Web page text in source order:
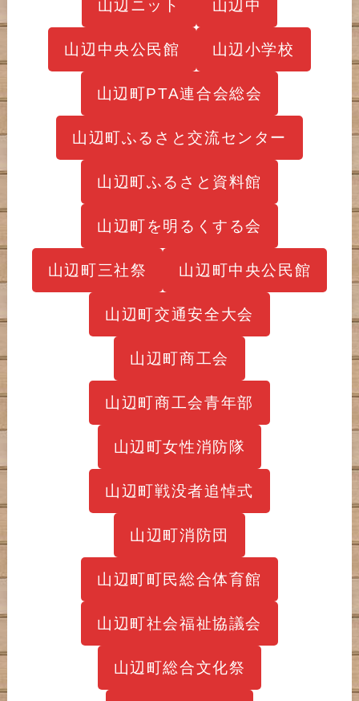
山辺ニット 山辺中
山辺中央公民館 山辺小学校
山辺町PTA連合会総会
山辺町ふるさと交流センター
山辺町ふるさと資料館
山辺町を明るくする会
山辺町三社祭 山辺町中央公民館
山辺町交通安全大会
山辺町商工会
山辺町商工会青年部
山辺町女性消防隊
山辺町戦没者追悼式
山辺町消防団
山辺町町民総合体育館
山辺町社会福祉協議会
山辺町総合文化祭